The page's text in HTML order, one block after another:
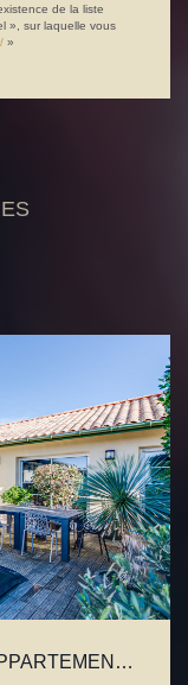
de la liste
», sur laquelle vous
»
ANGLET - VIAGER - SUPERBE APPARTEMENT PENTHOUSE AVEC TERRASSE ET GARAGE, À DEUX PAS DE LA PLAGE.